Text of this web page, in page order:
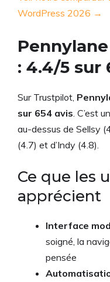
WordPress 2026 →
: 4.4/5 sur
Sur Trustpilot,
sur 654 avis . C’est
au-dessus de Sellsy
(4.7) et d’Indy (4.8).
Ce que les
apprécient
Interface
soigné, la
pensée